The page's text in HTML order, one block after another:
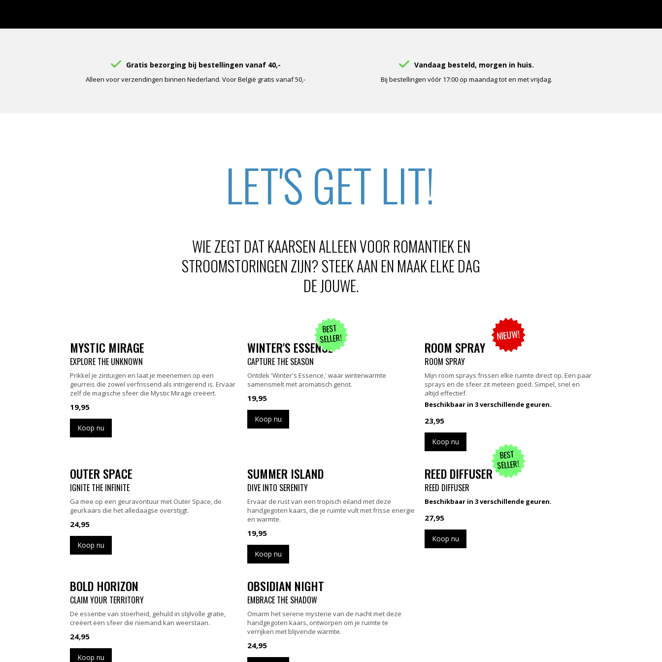
Gratis bezorging bij bestellingen vanaf 40,-
Alleen voor verzendingen binnen Nederland. Voor België gratis vanaf 50,-
Vandaag besteld, morgen in huis.
Bij bestellingen vóór 17:00 op maandag tot en met vrijdag.
LET'S GET LIT!
WIE ZEGT DAT KAARSEN ALLEEN VOOR ROMANTIEK EN
STROOMSTORINGEN ZIJN? STEEK AAN EN MAAK ELKE DAG
DE JOUWE.
MYSTIC MIRAGE
EXPLORE THE UNKNOWN
Prikkel je zintuigen en laat je meenemen op een
geurreis die zowel verfrissend als intrigerend is. Ervaar
zelf de magische sfeer die Mystic Mirage creëert.
19,95
Koop nu
BEST
SELLER!
WINTER'S ESSENCE
CAPTURE THE SEASON
Ontdek 'Winter's Essence,' waar winterwarmte
samensmelt met aromatisch genot.
19,95
Koop nu
NIEUW!
ROOM SPRAY
ROOM SPRAY
Mijn room sprays frissen elke ruimte direct op. Een paar
sprays en de sfeer zit meteen goed. Simpel, snel en
altijd effectief.
Beschikbaar in 3 verschillende geuren.
23,95
Koop nu
OUTER SPACE
IGNITE THE INFINITE
Ga mee op een geuravontuur met Outer Space, de
geurkaars die het alledaagse overstijgt.
24,95
Koop nu
SUMMER ISLAND
DIVE INTO SERENITY
Ervaar de rust van een tropisch eiland met deze
handgegoten kaars, die je ruimte vult met frisse energie
en warmte.
19,95
Koop nu
BEST
SELLER!
REED DIFFUSER
REED DIFFUSER
Beschikbaar in 3 verschillende geuren.
27,95
Koop nu
BOLD HORIZON
CLAIM YOUR TERRITORY
De essentie van stoerheid, gehuld in stijlvolle gratie,
creëert een sfeer die niemand kan weerstaan.
24,95
Koop nu
OBSIDIAN NIGHT
EMBRACE THE SHADOW
Omarm het serene mysterie van de nacht met deze
handgegoten kaars, ontworpen om je ruimte te
verrijken met blijvende warmte.
24,95